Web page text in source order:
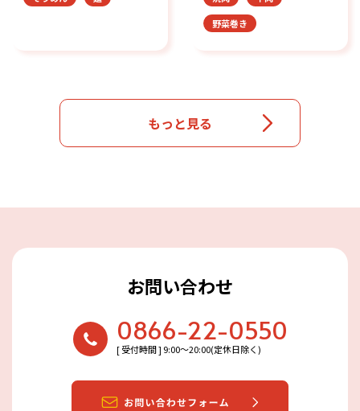
野菜巻き
もっと見る
お問い合わせ
0866-22-0550
[ 受付時間 ] 9:00〜20:00(定休日除く)